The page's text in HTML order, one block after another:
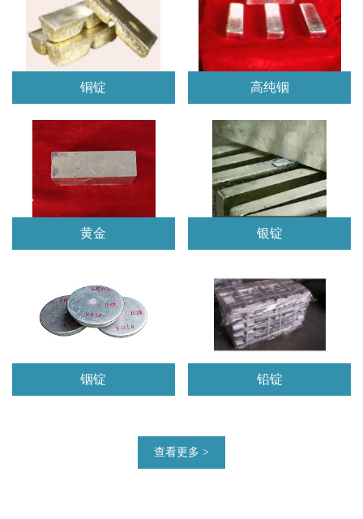
铜锭 高纯铟
黄金 银锭
铟锭 铅锭
查看更多 >